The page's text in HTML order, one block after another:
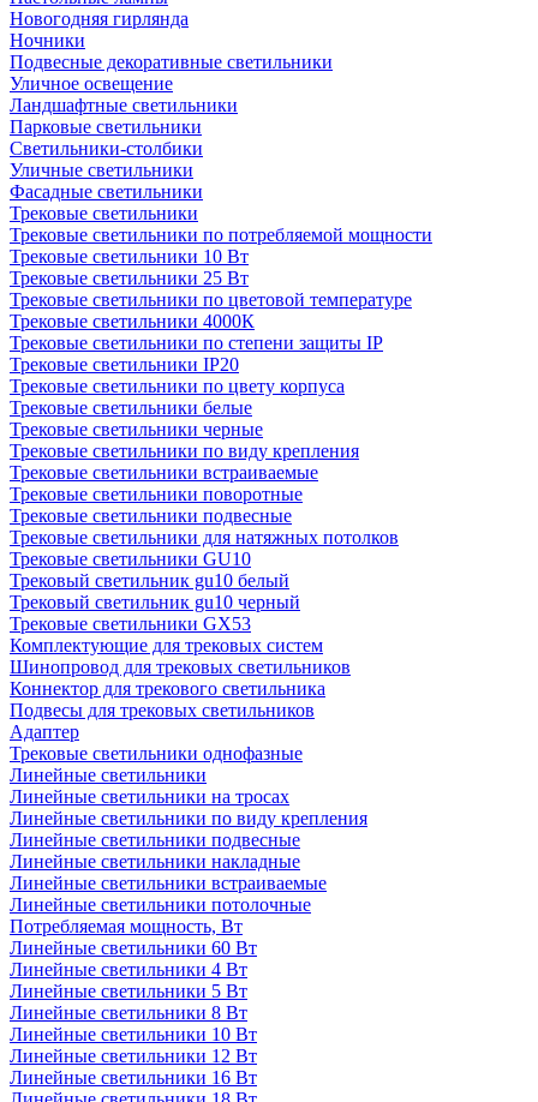
Новогодняя гирлянда
Ночники
Подвесные декоративные светильники
Уличное освещение
Ландшафтные светильники
Парковые светильники
Светильники-столбики
Уличные светильники
Фасадные светильники
Трековые светильники
Трековые светильники по потребляемой мощности
Трековые светильники 10 Вт
Трековые светильники 25 Вт
Трековые светильники по цветовой температуре
Трековые светильники 4000К
Трековые светильники по степени защиты IP
Трековые светильники IP20
Трековые светильники по цвету корпуса
Трековые светильники белые
Трековые светильники черные
Трековые светильники по виду крепления
Трековые светильники встраиваемые
Трековые светильники поворотные
Трековые светильники подвесные
Трековые светильники для натяжных потолков
Трековые светильники GU10
Трековый светильник gu10 белый
Трековый светильник gu10 черный
Трековые светильники GX53
Комплектующие для трековых систем
Шинопровод для трековых светильников
Коннектор для трекового светильника
Подвесы для трековых светильников
Адаптер
Трековые светильники однофазные
Линейные светильники
Линейные светильники на тросах
Линейные светильники по виду крепления
Линейные светильники подвесные
Линейные светильники накладные
Линейные светильники встраиваемые
Линейные светильники потолочные
Потребляемая мощность, Вт
Линейные светильники 60 Вт
Линейные светильники 4 Вт
Линейные светильники 5 Вт
Линейные светильники 8 Вт
Линейные светильники 10 Вт
Линейные светильники 12 Вт
Линейные светильники 16 Вт